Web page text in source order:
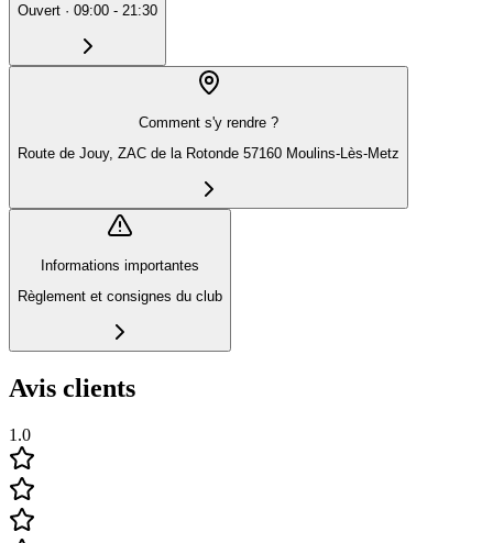
Ouvert · 09:00 - 21:30
Comment s'y rendre ?
Route de Jouy, ZAC de la Rotonde 57160 Moulins-Lès-Metz
Informations importantes
Règlement et consignes du club
Avis clients
1.0